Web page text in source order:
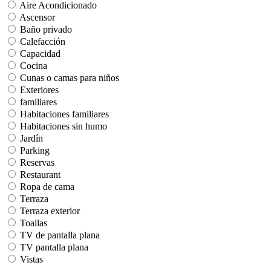
Aire Acondicionado
Ascensor
Baño privado
Calefacción
Capacidad
Cocina
Cunas o camas para niños
Exteriores
familiares
Habitaciones familiares
Habitaciones sin humo
Jardín
Parking
Reservas
Restaurant
Ropa de cama
Terraza
Terraza exterior
Toallas
TV de pantalla plana
TV pantalla plana
Vistas